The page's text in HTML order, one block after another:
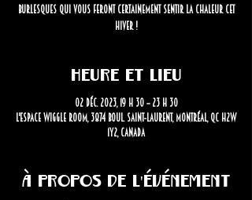
burlesques qui vous feront certainement sentir la chaleur cet
hiver !
Heure et lieu
02 déc. 2023, 19 h 30 – 23 h 30
L'Espace Wiggle Room, 3874 Boul. Saint-Laurent, Montréal, QC H2W
1Y2, Canada
À propos de l'événement